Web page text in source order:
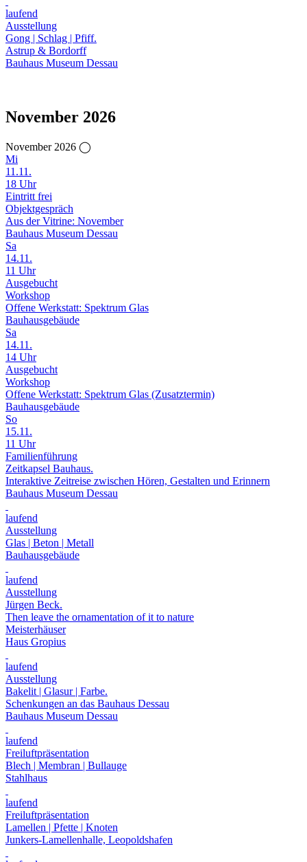
laufend
Ausstellung
Gong | Schlag | Pfiff.
Astrup & Bordorff
Bauhaus Museum Dessau
November 2026
November 2026 ◯
Mi
11.11.
18 Uhr
Eintritt frei
Objektgespräch
Aus der Vitrine: November
Bauhaus Museum Dessau
Sa
14.11.
11 Uhr
Ausgebucht
Workshop
Offene Werkstatt: Spektrum Glas
Bauhausgebäude
Sa
14.11.
14 Uhr
Ausgebucht
Workshop
Offene Werkstatt: Spektrum Glas (Zusatztermin)
Bauhausgebäude
So
15.11.
11 Uhr
Familienführung
Zeitkapsel Bauhaus.
Interaktive Zeitreise zwischen Hören, Gestalten und Erinnern
Bauhaus Museum Dessau
laufend
Ausstellung
Glas | Beton | Metall
Bauhausgebäude
laufend
Ausstellung
Jürgen Beck.
Then leave the ornamentation of it to nature
Meisterhäuser
Haus Gropius
laufend
Ausstellung
Bakelit | Glasur | Farbe.
Schenkungen an das Bauhaus Dessau
Bauhaus Museum Dessau
laufend
Freiluftpräsentation
Blech | Membran | Bullauge
Stahlhaus
laufend
Freiluftpräsentation
Lamellen | Pfette | Knoten
Junkers-Lamellenhalle, Leopoldshafen